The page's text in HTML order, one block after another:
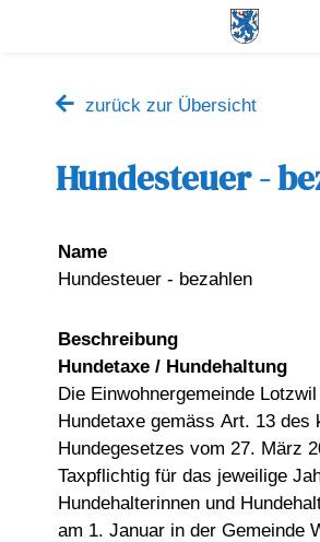
zurück zur Übersicht
Hundesteuer -
Name
Hundesteuer - bezahlen
Beschreibung
Hundetaxe / Hundehaltung
Die Einwohnergemeinde
Hundetaxe gemäss Art. 13 des
Hundegesetzes vom 27. März
Taxpflichtig für das jeweilige
Hundehalterinnen und
am 1. Januar in der Gemeinde